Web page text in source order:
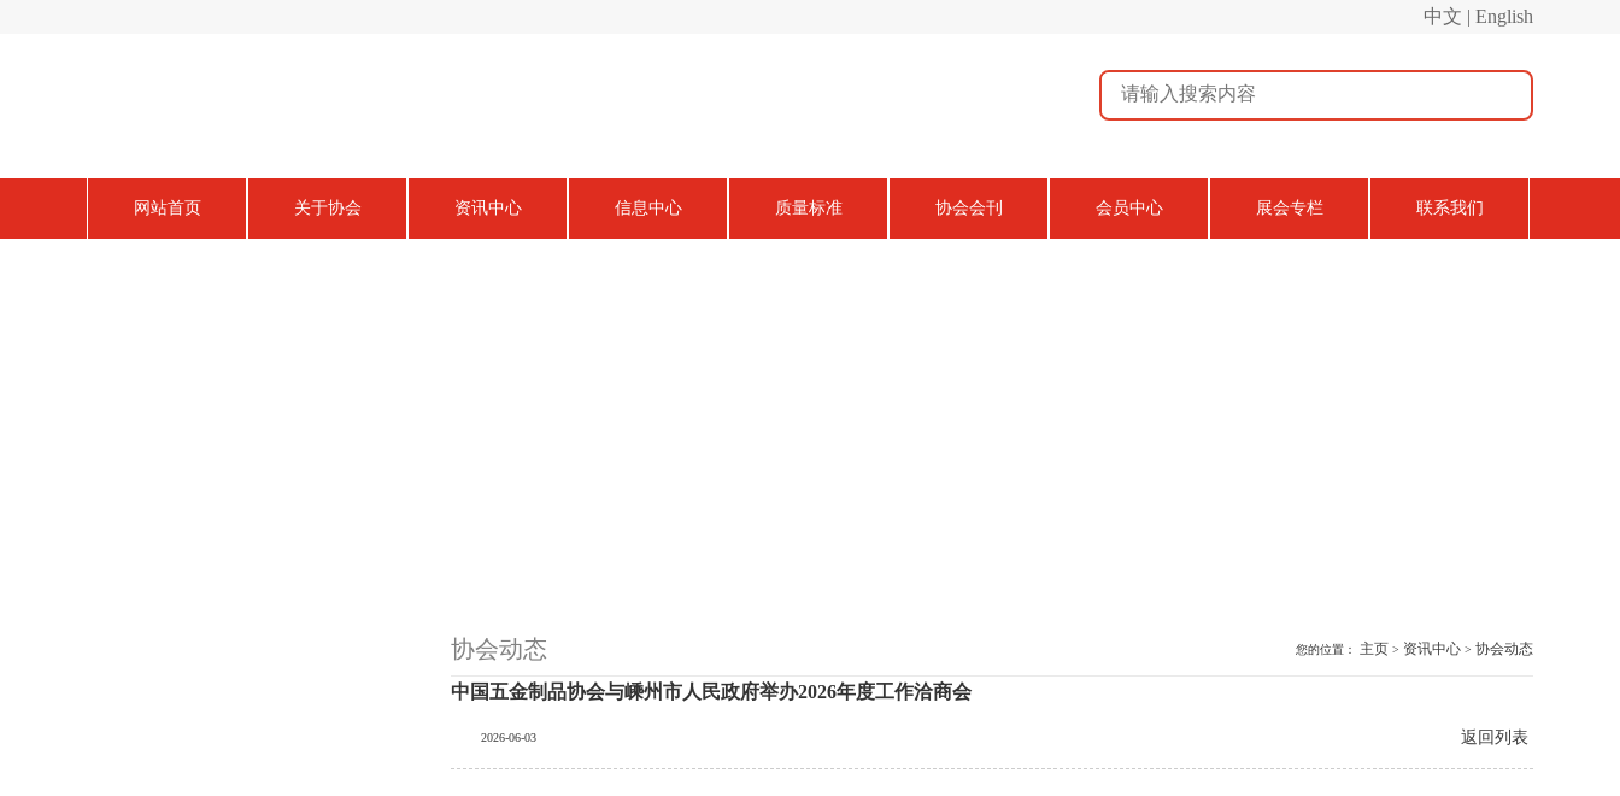
中文 | English
网站首页 关于协会 资讯中心 信息中心 质量标准 协会会刊 会员中心 展会专栏 联系我们
协会动态 您的位置： 主页 > 资讯中心 > 协会动态
中国五金制品协会与嵊州市人民政府举办2026年度工作洽商会
2026-06-03 返回列表